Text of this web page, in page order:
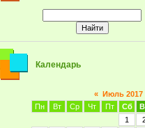
Календарь
« Июль 2017
Пн
Вт Ср Чт Пт Сб
1